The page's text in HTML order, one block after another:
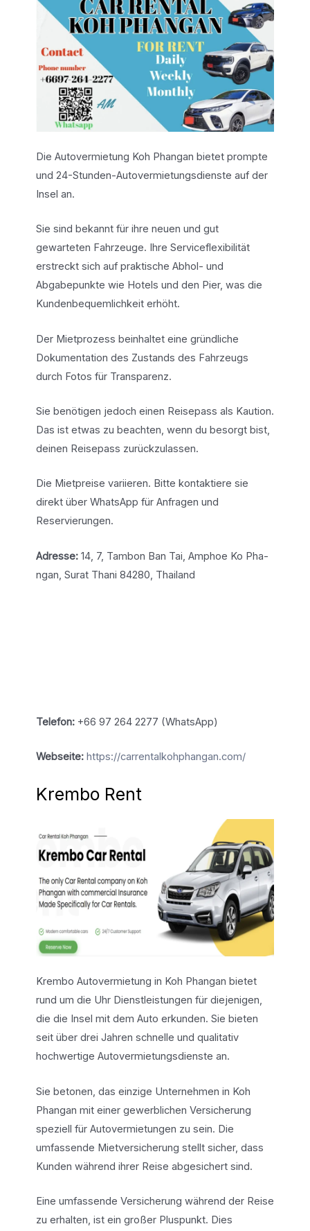
Die Autovermietung Koh Phangan bietet prompte
und 24-Stunden-Autovermietungsdienste auf der
Insel an.
Sie sind bekannt für ihre neuen und gut
gewarteten Fahrzeuge. Ihre Serviceflexibilität
erstreckt sich auf praktische Abhol- und
Abgabepunkte wie Hotels und den Pier, was die
Kundenbequemlichkeit erhöht.
Der Mietprozess beinhaltet eine gründliche
Dokumentation des Zustands des Fahrzeugs
durch Fotos für Transparenz.
Sie benötigen jedoch einen Reisepass als Kaution.
Das ist etwas zu beachten, wenn du besorgt bist,
deinen Reisepass zurückzulassen.
Die Mietpreise variieren. Bitte kontaktiere sie
direkt über WhatsApp für Anfragen und
Reservierungen.
Adresse:14, 7, Tambon Ban Tai, Amphoe Ko Pha-
ngan, Surat Thani 84280, Thailand
Telefon:+66 97 264 2277 (WhatsApp)
Webseite: https://carrentalkohphangan.com/
Krembo Rent
Krembo Autovermietung in Koh Phangan bietet
rund um die Uhr Dienstleistungen für diejenigen,
die die Insel mit dem Auto erkunden. Sie bieten
seit über drei Jahren schnelle und qualitativ
hochwertige Autovermietungsdienste an.
Sie betonen, das einzige Unternehmen in Koh
Phangan mit einer gewerblichen Versicherung
speziell für Autovermietungen zu sein. Die
umfassende Mietversicherung stellt sicher, dass
Kunden während ihrer Reise abgesichert sind.
Eine umfassende Versicherung während der Reise
zu erhalten, ist ein großer Pluspunkt. Dies